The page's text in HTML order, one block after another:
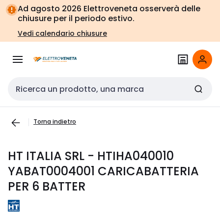
Vai alla
navigazione
Vai
alla
pagina
Ad agosto 2026 Elettroveneta osserverà delle
chiusure per il periodo estivo.
Vedi calendario chiusure
Cerca input
Torna indietro
HT ITALIA SRL - HTIHA040010
YABAT0004001 CARICABATTERIA
PER 6 BATTER